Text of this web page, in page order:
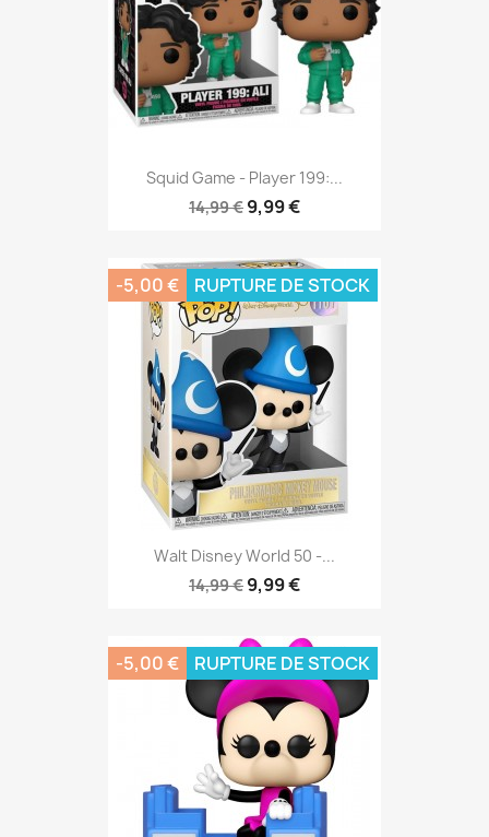
Squid Game - Player 199:...
14,99 € 9,99 €
Walt Disney World 50 -...
14,99 € 9,99 €
-5,00 € RUPTURE DE STOCK
-5,00 € RUPTURE DE STOCK